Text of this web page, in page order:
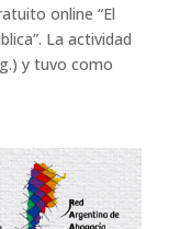
online “El
La actividad
y tuvo como